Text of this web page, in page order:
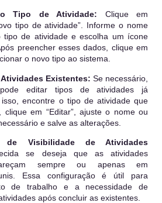
Tipo de Atividade: Clique em
tipo de atividade”. Informe o nome
tipo de atividade e escolha um ícone
preencher esses dados, clique em
o novo tipo ao sistema.
Existentes: Se necessário,
editar tipos de atividades já
encontre o tipo de atividade que
clique em “Editar”, ajuste o nome ou
e salve as alterações.
de Visibilidade de Atividades
se deseja que as atividades
sempre ou apenas em
Essa configuração é útil para
de trabalho e a necessidade de
após concluir as existentes.